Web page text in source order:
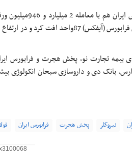
بیمه تجارت نو، پخش هجرت و فرابورس
بانک دی و داروسازی سبحان انکولوژی
نیروکلر پخش هجرت فرابورس ایران